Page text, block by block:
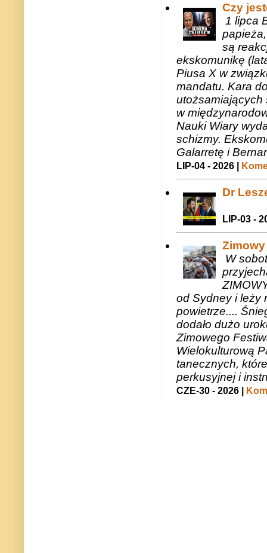
Czy
1 lipca
są
ekskomunikę
Piusa X w
mandatu. Kara
utożsamiających
w
Nauki Wiary
schizmy.
Galarretę i
LIP-04 - 2026 |
Dr
LIP-03 -
W
od Sydney i leży
powietrze....
dodało dużo
Zimowego
Wielokulturową
tanecznych,
perkusyjnej i
CZE-30 - 2026 |